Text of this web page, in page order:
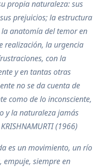
propia naturaleza: sus
prejuicios; la estructura
anatomía del temor en
realización, la urgencia
con la
y en tantas otras
no se da cuenta de
como de lo inconsciente,
y la naturaleza jamás
(1966)
es un movimiento, un río
empuje, siempre en